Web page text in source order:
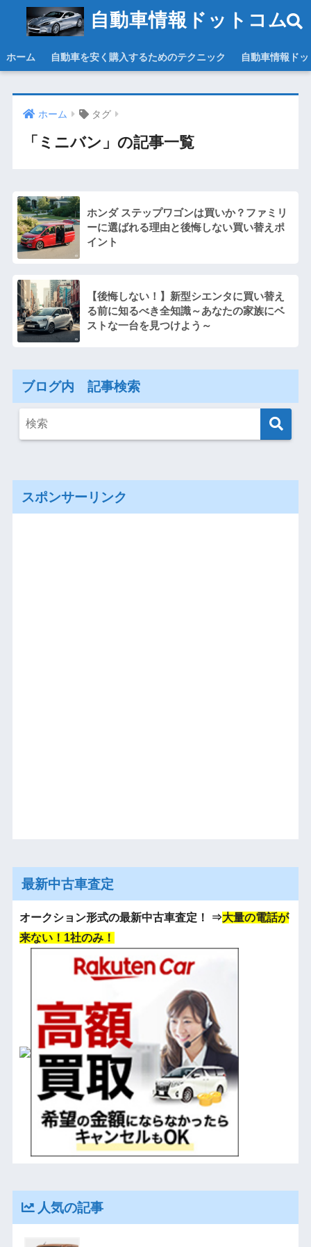
自動車情報ドットコム
ホーム 自動車を安く購入するためのテクニック 自動車情報ド
ホーム タグ
「ミニバン」の記事一覧
ホンダ ステップワゴンは買いか？ファミリ
ーに選ばれる理由と後悔しない買い替えポ
イント
【後悔しない！】新型シエンタに買い替え
る前に知るべき全知識～あなたの家族にベ
ストな一台を見つけよう～
ブログ内 記事検索
スポンサーリンク
最新中古車査定
オークション形式の最新中古車査定！ ⇒大量の電話が
来ない！1社のみ！
人気の記事